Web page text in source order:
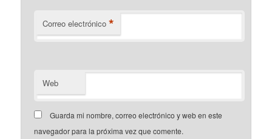
Correo electrónico *
Web
Guarda mi nombre, correo electrónico y web en este
navegador para la próxima vez que comente.